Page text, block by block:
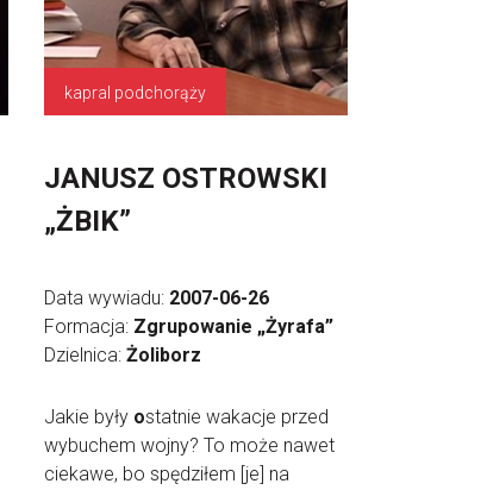
kapral podchorąży
JANUSZ OSTROWSKI
„ŻBIK”
Data wywiadu: 2007-06-26
Formacja: Zgrupowanie „Żyrafa”
Dzielnica: Żoliborz
Jakie były ostatnie wakacje przed
wybuchem wojny? To może nawet
ciekawe, bo spędziłem [je] na